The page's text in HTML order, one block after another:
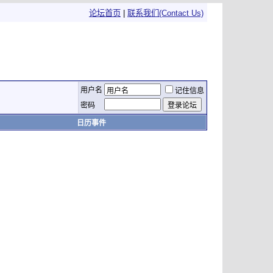
论坛首页 联系我们(Contact Us)
用户名
记住信息
密码
日历事件